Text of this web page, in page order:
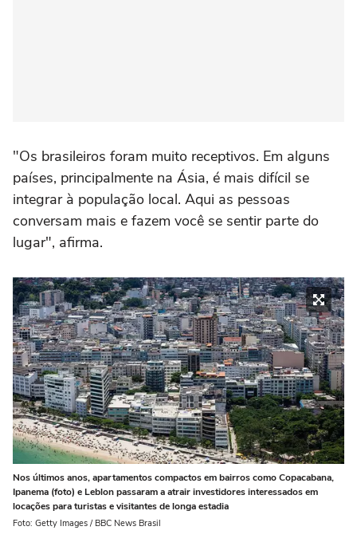
"Os brasileiros foram muito receptivos. Em alguns
países, principalmente na Ásia, é mais difícil se
integrar à população local. Aqui as pessoas
conversam mais e fazem você se sentir parte do
lugar", afirma.
Nos últimos anos, apartamentos compactos em bairros como Copacabana,
Ipanema (foto) e Leblon passaram a atrair investidores interessados em
locações para turistas e visitantes de longa estadia
Foto: Getty Images / BBC News Brasil